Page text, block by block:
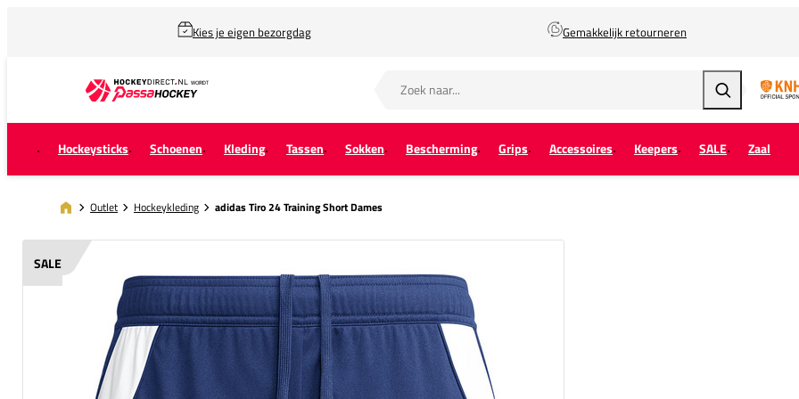
Kies je eigen bezorgdag Gemakkelijk retourneren
Zoeken
Hockeysticks Schoenen Kleding Tassen Sokken Bescherming Grips Accessoires Keepers SALE Zaal
Outlet Hockeykleding adidas Tiro 24 Training Short Dames
SALE